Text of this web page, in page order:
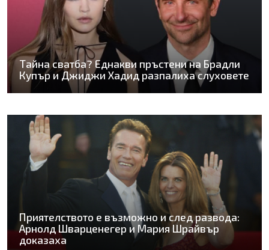
Тайна сватба? Еднакви пръстени на Брадли
Купър и Джиджи Хадид разпалиха слуховете
Приятелството е възможно и след развода:
Арнолд Шварценегер и Мария Шрайвър
доказаха